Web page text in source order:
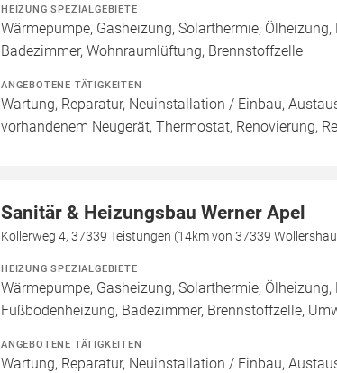
HEIZUNG SPEZIALGEBIETE
Wärmepumpe, Gasheizung, Solarthermie,
Badezimmer, Wohnraumlüftung, Brennstoffzelle
ANGEBOTENE TÄTIGKEITEN
Wartung, Reparatur, Neuinstallation / Einbau,
vorhandenem Neugerät, Thermostat, Renovierung,
Sanitär & Heizungsbau Werner Apel
Köllerweg 4, 37339 Teistungen (14km von 37339
HEIZUNG SPEZIALGEBIETE
Wärmepumpe, Gasheizung, Solarthermie,
Fußbodenheizung, Badezimmer, Brennstoffzelle,
ANGEBOTENE TÄTIGKEITEN
Wartung, Reparatur, Neuinstallation / Einbau,